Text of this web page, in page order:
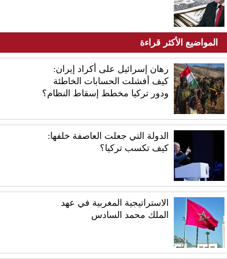
المواضيع الأكثر قراءة
رهان إسرائيل على أكراد إيران:
كيف أفشلت الحسابات الخاطئة
ودور تركيا مخطط إسقاط النظام؟
الدولة التي جعلت العاصفة خلفها:
كيف تكسب تركيا؟
الاستراتيجية المغربية في عهد
الملك محمد السادس